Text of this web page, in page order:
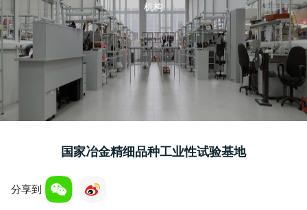
机构
国家冶金精细品种工业性试验基地
分享到